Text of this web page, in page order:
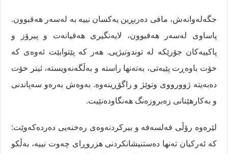
جگەلەوانەش، مافی دەربڕین یەکسان نییە بە لەسەر هەقبوون.
پاساوی لەسەر هەقبوون، لایەنگیری هەقیانەت و پیرۆز و
پاکییەکان جۆرێکە لە توندوتیژیی. هەر کە پێتوابێت ئەوەی کە
خۆت باوەڕت پێیەتی، بەتەنها راستە و بەڵگەنەویستە، ئیتر خۆت
دەبەیتە ژوورووی وتوێژ و راگۆڕینەوە. بەوەش بەرەو سەپاندنی
و بەکارهێنانی زەبروزەنگ هەنگاودەنێیت.
لێرەوە رۆڵی فەلسەفە و بیرکردنەوەی رەخنەیی دەردەکەوێت:
کە ئەرکیان تەنها دەستنیشانکردنی هزروڕای چەوت نییە، بەڵکو